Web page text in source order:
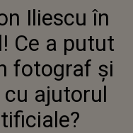
AJUNS VIRAL! CE A
REALIZEZE UN UN
ȘI ARTIST
CU AJUTORUL
ARTIFICIALE?
Iliescu în
Ce a putut
fotograf și
ajutorul